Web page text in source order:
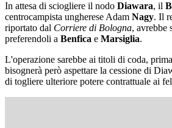
In attesa di sciogliere il nodo Diawara, il
centrocampista ungherese Adam Nagy. Il
riportato dal Corriere di Bologna, avrebbe
preferendoli a Benfica e Marsiglia.
L'operazione sarebbe ai titoli di coda,
bisognerà però aspettare la cessione di
di togliere ulteriore potere contrattuale ai